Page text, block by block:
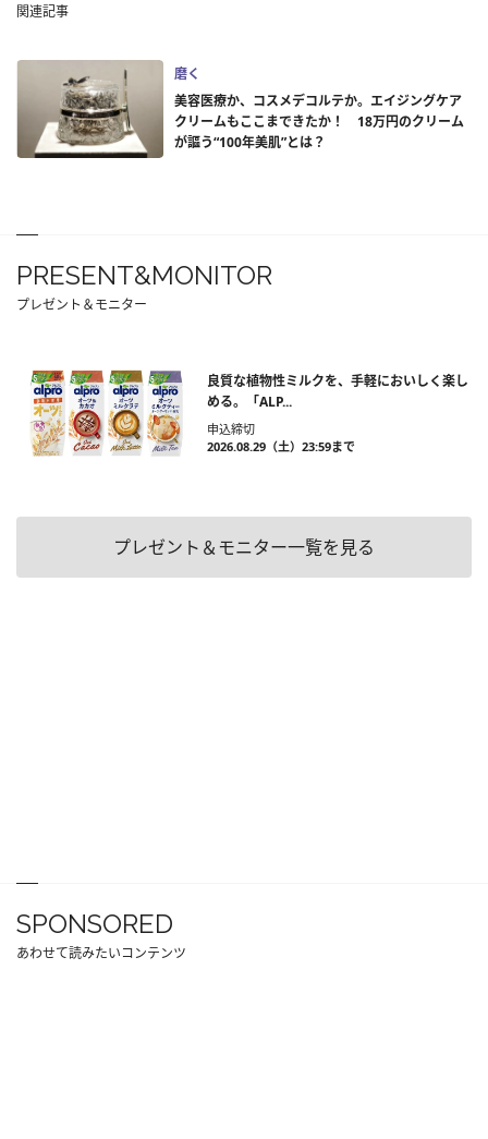
関連記事
磨く
美容医療か、コスメデコルテか。エイジングケア
クリームもここまできたか！ 18万円のクリーム
が謳う“100年美肌”とは？
PRESENT&MONITOR
プレゼント＆モニター
良質な植物性ミルクを、手軽においしく楽し
める。「ALP...
申込締切
2026.08.29（土）23:59まで
プレゼント＆モニター一覧を見る
SPONSORED
あわせて読みたいコンテンツ